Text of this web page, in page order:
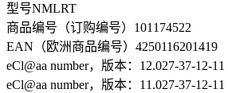
型号NMLRT
商品编号（订购编号） 101174522
EAN（欧洲商品编号） 4250116201419
eCl@aa number，版本：12.027-37-12-11
eCl@aa number，版本：11.027-37-12-11